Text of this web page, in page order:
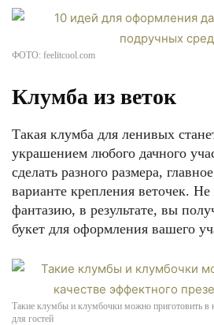
ФОТО: feelitcool.com
Клумба из веток
Такая клумба для ленивых
украшением любого дачного
сделать разного размера,
варианте крепления веточек.
фантазию, в результате, вы
букет для оформления вашего
Такие клумбы и клумбочки можно приготовить в
для гостей